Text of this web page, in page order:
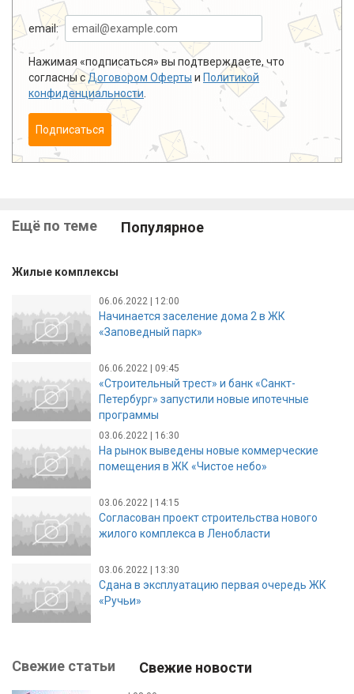
email:
Нажимая «подписаться» вы подтверждаете, что
согласны сДоговором Оферты и Политикой
конфиденциальности
Подписаться
Ещё по теме Популярное
Жилые комплексы
06.06.2022 | 12:00
Начинается заселение дома 2 в ЖК
«Заповедный парк»
06.06.2022 | 09:45
«Строительный трест» и банк «Санкт-
Петербург» запустили новые ипотечные
программы
03.06.2022 | 16:30
На рынок выведены новые коммерческие
помещения в ЖК «Чистое небо»
03.06.2022 | 14:15
Согласован проект строительства нового
жилого комплекса в Ленобласти
03.06.2022 | 13:30
Сдана в эксплуатацию первая очередь ЖК
«Ручьи»
Свежие статьи Свежие новости